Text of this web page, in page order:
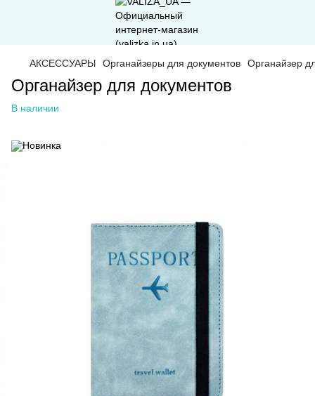
АКСЕССУАРЫ Органайзеры для документов Органайзер
Органайзер для документов
В наличии